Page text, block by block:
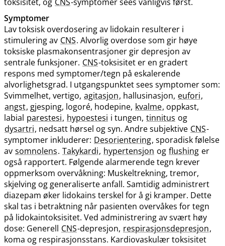
Symptomer
Lav toksisk overdosering av lidokain resulterer i
stimulering av CNS. Alvorlig overdose som gir høye
toksiske plasmakonsentrasjoner gir depresjon av
sentrale funksjoner. CNS-toksisitet er en gradert
respons med symptomer​/​tegn på eskalerende
alvorlighetsgrad. I utgangspunktet sees symptomer som:
Svimmelhet, vertigo, agitasjon, hallusinasjon, eufori,
angst, gjesping, logoré, hodepine, kvalme, oppkast,
labial parestesi, hypoestesi i tungen, tinnitus og
dysartri, nedsatt hørsel og syn. Andre subjektive CNS-
symptomer inkluderer: Desorientering, sporadisk følelse
av somnolens. Takykardi, hypertensjon og flushing er
også rapportert. Følgende alarmerende tegn krever
oppmerksom overvåkning: Muskeltrekning, tremor,
skjelving og generaliserte anfall. Samtidig administrert
diazepam øker lidokains terskel for å gi kramper. Dette
skal tas i betraktning når pasienten overvåkes for tegn
på lidokaintoksisitet. Ved administrering av svært høy
dose: Generell CNS-depresjon, respirasjonsdepresjon,
koma og respirasjonsstans. Kardiovaskulær toksisitet